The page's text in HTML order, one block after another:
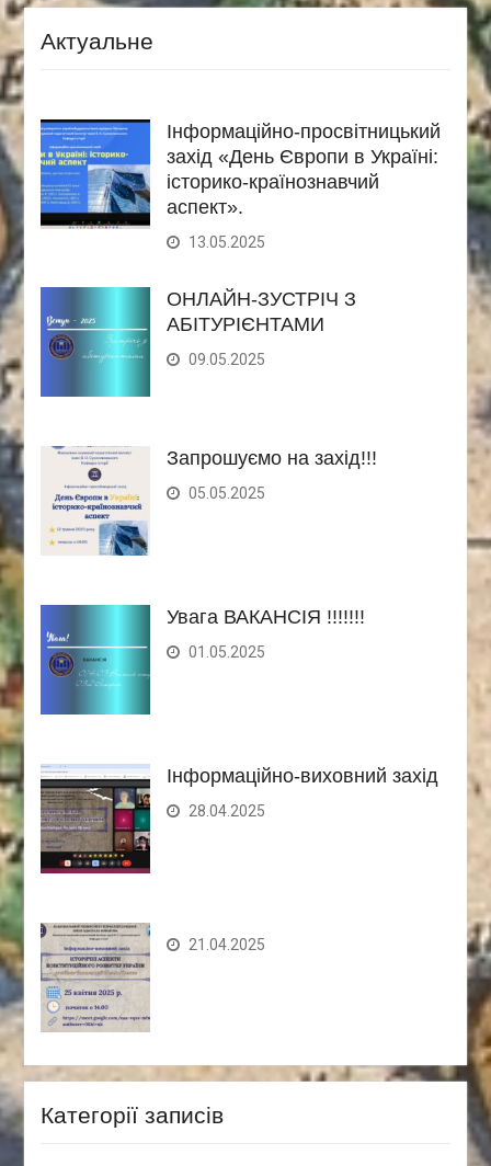
Актуальне
Інформаційно-просвітницький
захід «День Європи в Україні:
історико-країнознавчий
аспект».
13.05.2025
ОНЛАЙН-ЗУСТРІЧ З
АБІТУРІЄНТАМИ
09.05.2025
Запрошуємо на захід!!!
05.05.2025
Увага ВАКАНСІЯ !!!!!!!
01.05.2025
Інформаційно-виховний захід
28.04.2025
21.04.2025
Категорії записів